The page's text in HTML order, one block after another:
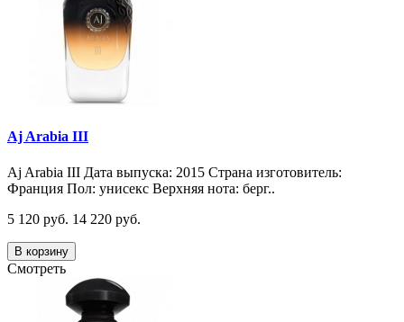
Aj Arabia III
Aj Arabia III Дата выпуска: 2015 Страна изготовитель:
Франция Пол: унисекс Верхняя нота: берг..
5 120 руб. 14 220 руб.
В корзину
Смотреть